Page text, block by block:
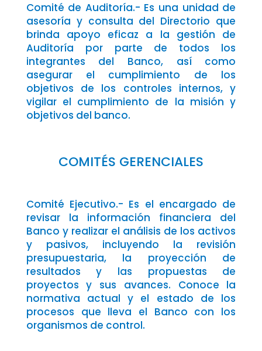
Comité de Auditoría.- Es una unidad de
asesoría y consulta del Directorio que
brinda apoyo eficaz a la gestión de
Auditoría por parte de todos los
integrantes del Banco, así como
asegurar el cumplimiento de los
objetivos de los controles internos, y
vigilar el cumplimiento de la misión y
objetivos del banco.
COMITÉS GERENCIALES
Comité Ejecutivo.- Es el encargado de
revisar la información financiera del
Banco y realizar el análisis de los activos
y pasivos, incluyendo la revisión
presupuestaria, la proyección de
resultados y las propuestas de
proyectos y sus avances. Conoce la
normativa actual y el estado de los
procesos que lleva el Banco con los
organismos de control.